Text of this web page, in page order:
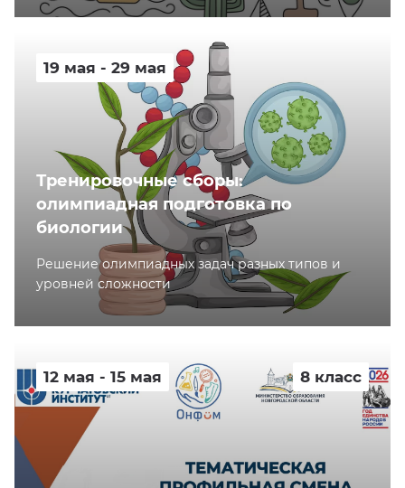
19 мая - 29 мая
Тренировочные сборы:
олимпиадная подготовка по
биологии
Решение олимпиадных задач разных типов и
уровней сложности
12 мая - 15 мая 8 класс